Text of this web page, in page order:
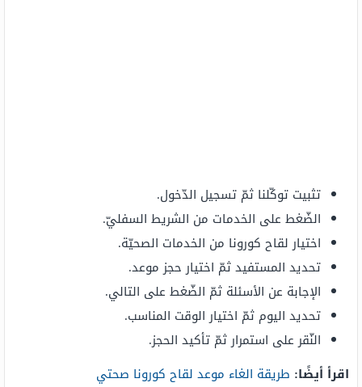
تثبيت توكّلنا ثمّ تسجيل الدّخول.
الضّغط على الخدمات من الشريط السفليّ.
اختيار لقاح كورونا من الخدمات الصحيّة.
تحديد المستفيد ثمّ اختيار حجز موعد.
الإجابة عن الأسئلة ثمّ الضّغط على التالي.
تحديد اليوم ثمّ اختيار الوقت المناسب.
النّقر على استمرار ثمّ تأكيد الحجز.
اقرأ أيضًا: طريقة الغاء موعد لقاح كورونا صحتي